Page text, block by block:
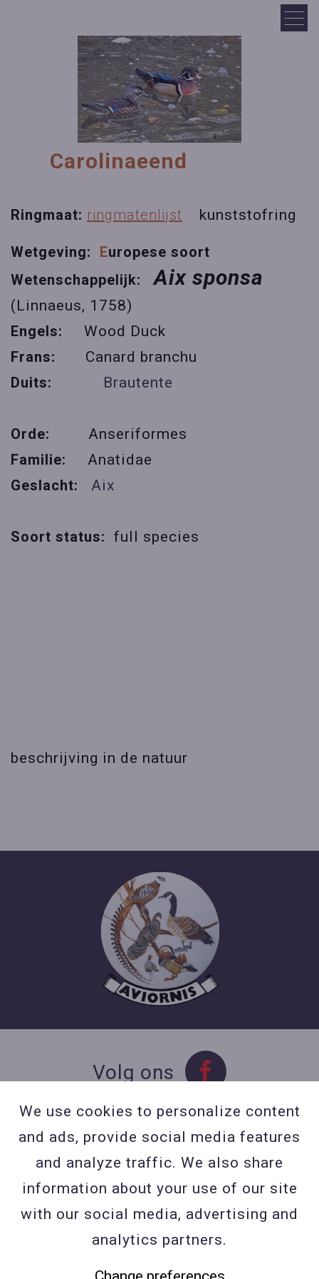
Carolinaeend
Ringmaat: ringmatenlijst kunststofring
Wetgeving: Europese soort
Wetenschappelijk:
Aix sponsa
(Linnaeus, 1758)
Engels: Wood Duck
Frans: Canard branchu
Duits: Brautente
Orde: Anseriformes
Familie: Anatidae
Geslacht:
Aix
Soort status: full species
beschrijving in de natuur
Volg ons
Contact
Contacteer ons
BE 0423 427 566 (0032
477601560
Wuytsbergen (HRT) 118, 2200
We use cookies to personalize content
and ads, provide social media features
and analyze traffic. We also share
information about your use of our site
with our social media, advertising and
analytics partners.